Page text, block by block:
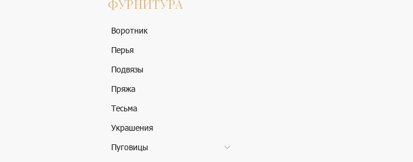
ФУРНИТУРА
Воротник
Перья
Подвязы
Пряжа
Тесьма
Украшения
Пуговицы